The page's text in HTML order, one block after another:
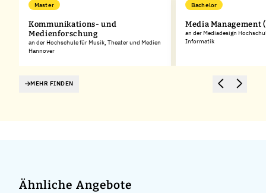
Master
Kommunikations- und
Medienforschung
an der Hochschule für Musik, Theater und Medien
Hannover
Bachelor
Media Management
an der Mediadesign
Informatik
MEHR FINDEN
Ähnliche Angebote